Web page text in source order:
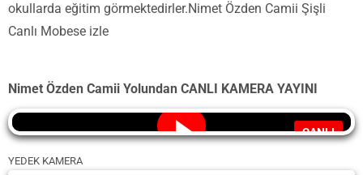
okullarda eğitim görmektedirler.Nimet Özden Camii Şişli
Canlı Mobese izle
Nimet Özden Camii Yolundan CANLI KAMERA YAYINI
CANLI
YEDEK KAMERA